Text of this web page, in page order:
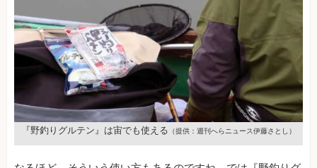
『野釣りグルテン』は宙でも使える （提供：週刊へらニュース伊藤さとし）